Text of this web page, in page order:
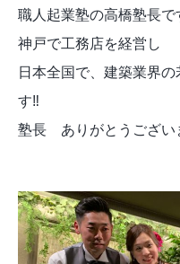
職人起業塾の高橋塾長で
神戸で工務店を経営し
日本全国で、建築業界
す‼︎
塾長 ありがとうござい